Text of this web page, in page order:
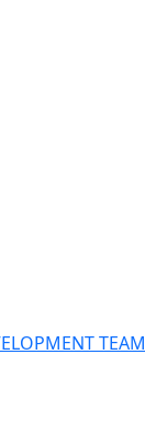
TEAM